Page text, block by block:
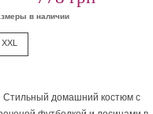
в наличии
XXL